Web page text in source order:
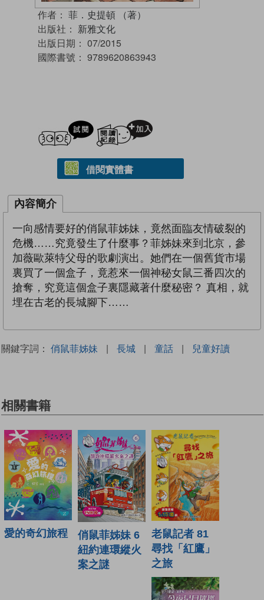
作者： 菲．史提頓 （著）
出版社： 新雅文化
出版日期： 07/2015
國際書號： 9789620863943
試閲
借閱實體書
內容簡介
一向感情要好的俏鼠菲姊妹，竟然面臨友情破裂的
危機……究竟發生了什麼事？菲姊妹來到北京，參
加薇歐萊特父母的歌劇演出。她們在一個舊貨市場
裏買了一個盒子，竟惹來一個神秘女鼠三番四次的
搶奪，究竟這個盒子裏隱藏著什麼秘密？ 真相，就
埋在古老的長城腳下……
關鍵字詞： 俏鼠菲姊妹 | 長城 | 童話 | 兒童好讀
相關書籍
愛的奇幻旅程
俏鼠菲姊妹 6
紐約連環縱火
案之謎
老鼠記者 81
尋找「紅鷹」
之旅